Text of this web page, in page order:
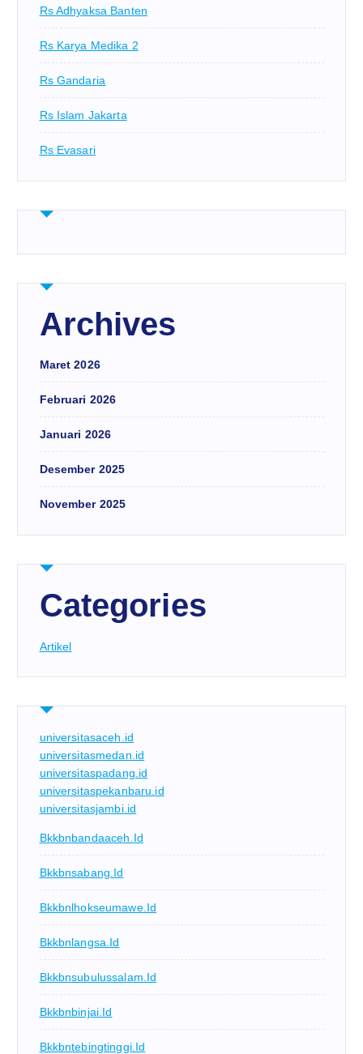
Rs Adhyaksa Banten
Rs Karya Medika 2
Rs Gandaria
Rs Islam Jakarta
Rs Evasari
Archives
Maret 2026
Februari 2026
Januari 2026
Desember 2025
November 2025
Categories
Artikel
universitasaceh.id
universitasmedan.id
universitaspadang.id
universitaspekanbaru.id
universitasjambi.id
Bkkbnbandaaceh.id
Bkkbnsabang.id
Bkkbnlhokseumawe.id
Bkkbnlangsa.id
Bkkbnsubulussalam.id
Bkkbnbinjai.id
Bkkbntebingtinggi.id